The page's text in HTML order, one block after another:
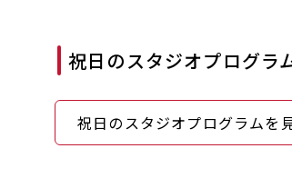
祝日のスタジオプログラ
祝日のスタジオプログラムを